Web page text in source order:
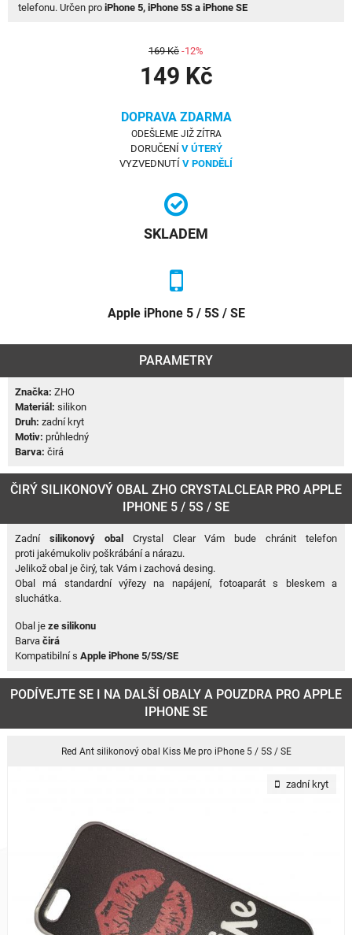
telefonu. Určen proiPhone 5, iPhone 5S a iPhone SE
169 Kč -12%
149 Kč
DOPRAVA ZDARMA
ODEŠLEME JIŽ ZÍTRA
DORUČENÍ V ÚTERÝ
VYZVEDNUTÍ V PONDĚLÍ
SKLADEM
Apple iPhone 5 / 5S / SE
PARAMETRY
Značka: ZHO
Materiál: silikon
Druh: zadní kryt
Motiv: průhledný
Barva: čirá
ČIRÝ SILIKONOVÝ OBAL ZHO CRYSTALCLEAR PRO APPLE
IPHONE 5 / 5S / SE
Zadní silikonový obal
Crystal Clear Vám bude chránit telefon
proti jakémukoliv poškrábání a nárazu.
Jelikož obal je čirý, tak Vám i zachová desing.
Obal má standardní výřezy na napájení, fotoaparát s bleskem a
sluchátka.
Obal je ze silikonu
Barva čirá
Kompatibilní s Apple iPhone 5/5S/SE
PODÍVEJTE SE I NA DALŠÍ OBALY A POUZDRA PRO APPLE
IPHONE SE
Red Ant silikonový obal Kiss Me pro iPhone 5 / 5S / SE
zadní kryt